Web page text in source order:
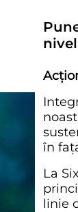
în
La
linie